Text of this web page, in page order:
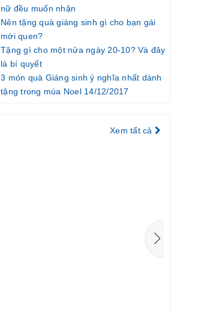
nữ đều muốn nhận
Nên tặng quà giáng sinh gì cho bạn gái
mới quen?
Tặng gì cho một nửa ngày 20-10? Và đây
là bí quyết
3 món quà Giáng sinh ý nghĩa nhất dành
tặng trong mùa Noel 14/12/2017
Xem tất cả